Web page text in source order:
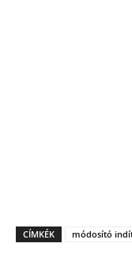
CÍMKÉK módosító